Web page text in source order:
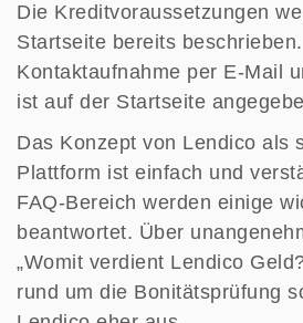
Die Kreditvoraussetzungen
Startseite bereits
Kontaktaufnahme per E-Mail
ist auf der Startseite
Das Konzept von Lendico als
Plattform ist einfach und
FAQ-Bereich werden einige
beantwortet. Über
„Womit verdient Lendico
rund um die Bonitätsprüfung